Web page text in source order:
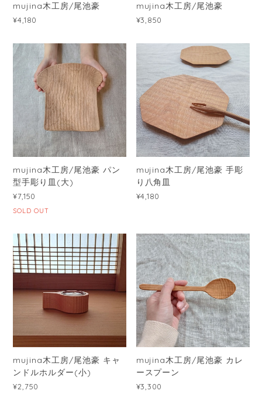
mujina木工房/尾池豪
¥4,180
mujina木工房/尾池豪
¥3,850
mujina木工房/尾池豪 パン
型手彫り皿(大)
¥7,150
SOLD OUT
mujina木工房/尾池豪 手彫
り八角皿
¥4,180
mujina木工房/尾池豪 キャ
ンドルホルダー(小)
¥2,750
mujina木工房/尾池豪 カレ
ースプーン
¥3,300